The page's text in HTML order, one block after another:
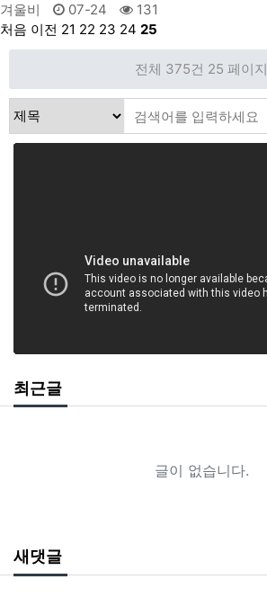
겨울비 07-24
131
처음 이전 21 22 23 24 25
전체 375건 25 페이지
최근글
글이 없습니다.
새댓글